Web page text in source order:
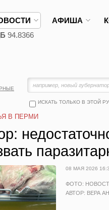
АФИША
94.8366
ИСКАТЬ ТОЛЬКО В ЭТОЙ
В ПЕРМИ
08 МАЯ 2026
ФОТО:
АВТОР: ВЕРА